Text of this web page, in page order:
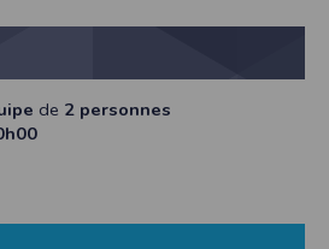
de 2 personnes
d'informations de vos contacts.
dans l'application, aucune information sur
sera collectée.
: